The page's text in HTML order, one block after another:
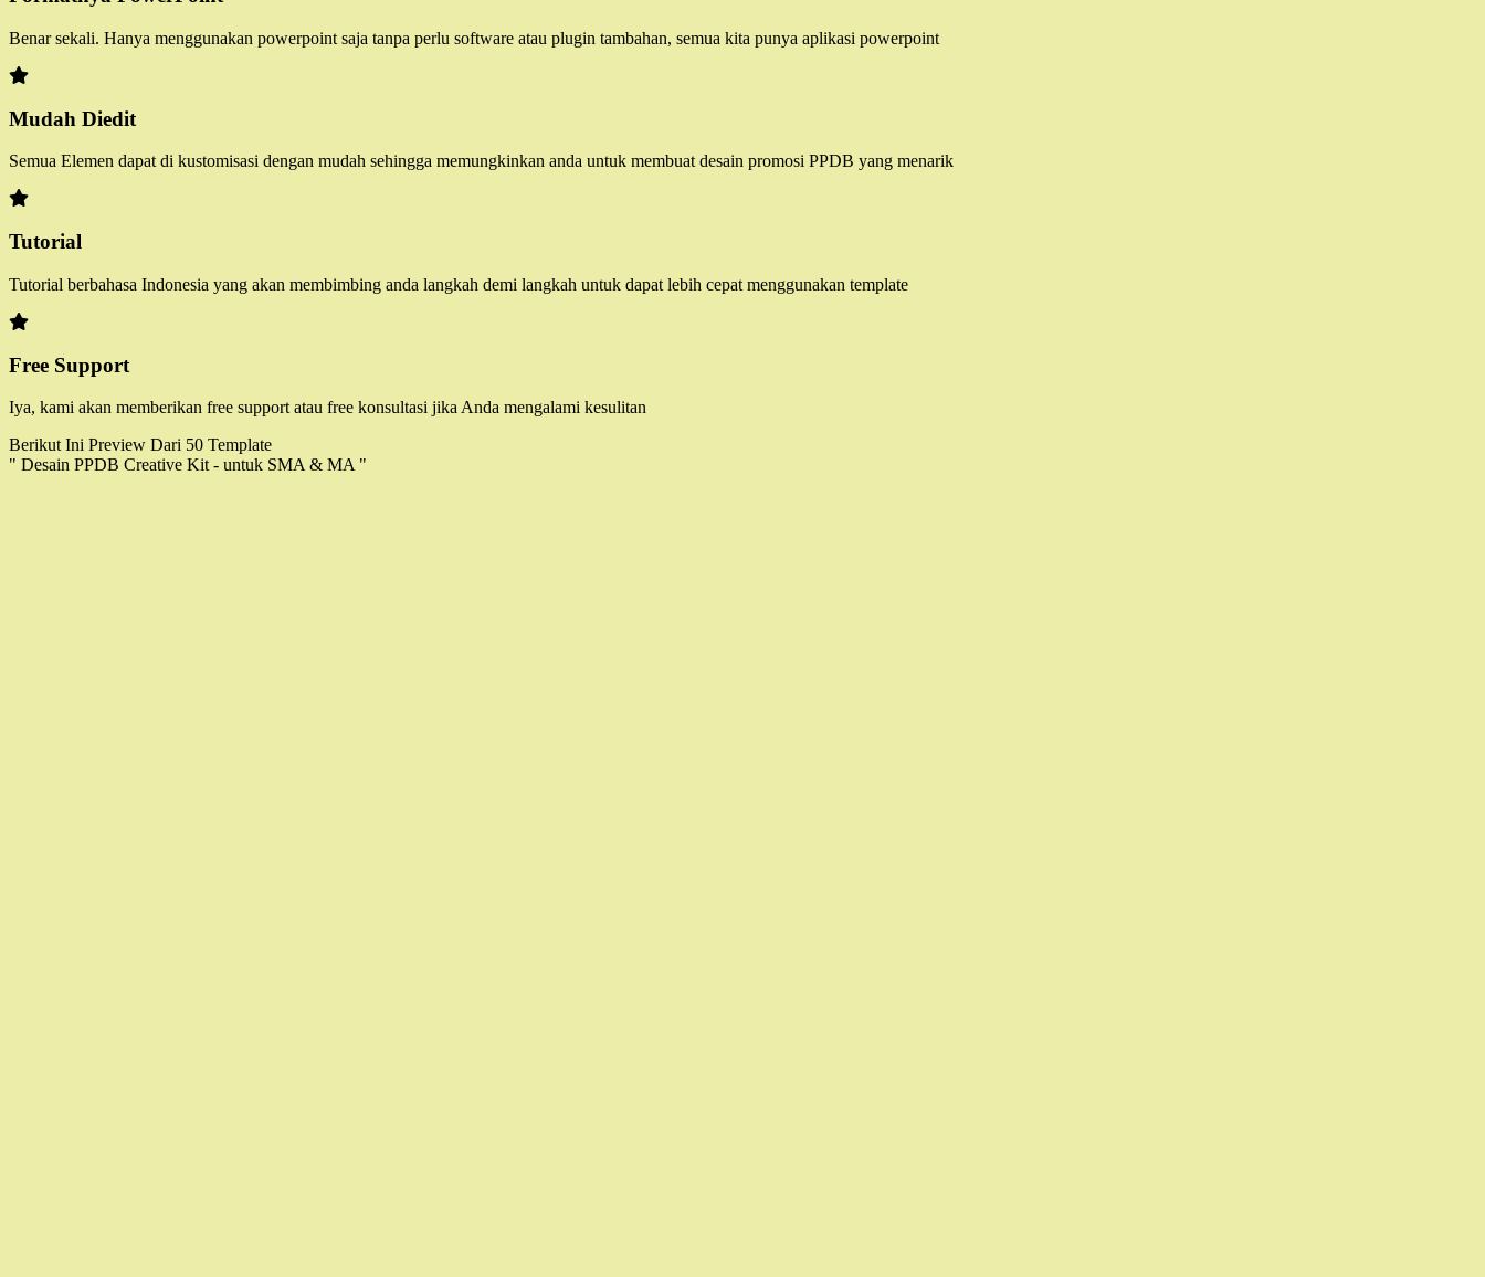
Benar sekali. Hanya menggunakan powerpoint saja tanpa perlu software atau plugin tambahan, semua kita punya aplikasi powerpoint
Mudah Diedit
Semua Elemen dapat di kustomisasi dengan mudah sehingga memungkinkan anda untuk membuat desain promosi PPDB yang menarik
Tutorial
Tutorial berbahasa Indonesia yang akan membimbing anda langkah demi langkah untuk dapat lebih cepat menggunakan template
Free Support
Iya, kami akan memberikan free support atau free konsultasi jika Anda mengalami kesulitan
Berikut Ini Preview Dari 50 Template
" Desain PPDB Creative Kit - untuk SMA & MA "